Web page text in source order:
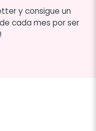
y consigue un
cada mes por ser